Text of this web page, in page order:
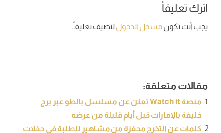
اترك تعليقاً
يجب أنت تكونمسجل الدخوللتضيف تعليقاً.
مقالات متعلقة:
منصة Watch it تعلن عن مسلسل بالطو عبر برج
خليفة بالإمارات قبل أيام قليلة من عرضه
كلمات عن التخرج محفزة من مشاهير للطلبة في حفلات